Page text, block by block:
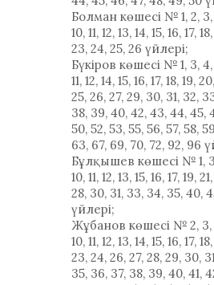
Болман көшесі № 1, 2, 3,
10, 11, 12, 13, 14, 15, 16, 17,
23, 24, 25, 26 үйлері;
Бүкіров көшесі № 1, 3, 4,
11, 12, 14, 15, 16, 17, 18, 19,
25, 26, 27, 29, 30, 31, 32,
38, 39, 40, 42, 43, 44, 45,
50, 52, 53, 55, 56, 57, 58,
63, 67, 69, 70, 72, 92, 96
Бұлқышев көшесі № 1,
10, 11, 12, 13, 15, 16, 17, 19,
28, 30, 31, 33, 34, 35, 40,
үйлері;
Жұбанов көшесі № 2, 3,
10, 11, 12, 13, 14, 15, 16, 17,
23, 24, 26, 27, 28, 29, 30,
35, 36, 37, 38, 39, 40, 41,